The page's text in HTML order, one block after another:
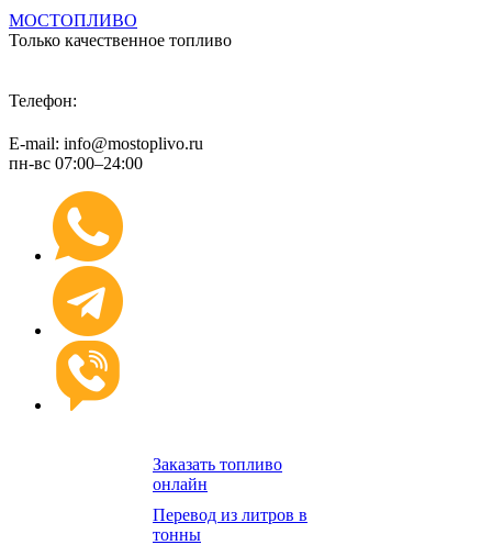
МОСТОПЛИВО
Только качественное топливо
Телефон:
E-mail: info@mostoplivo.ru
пн-вс 07:00–24:00
Заказать топливо
онлайн
Перевод из литров в
тонны